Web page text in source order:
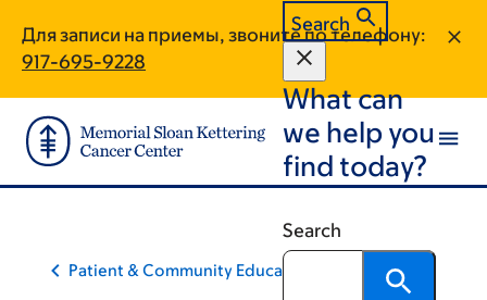
main
content
footer
Для записи на приемы, звоните по телефону:
917-695-9228
Search
What can
we help you
find today?
Search
Patient & Community Education